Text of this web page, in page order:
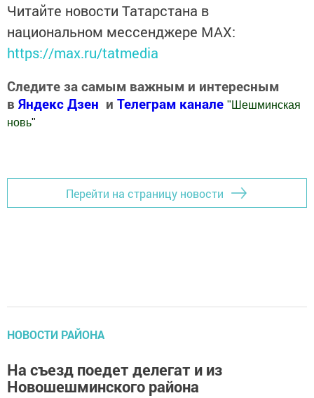
Читайте новости Татарстана в
национальном мессенджере MАХ:
https://max.ru/tatmedia
Следите за самым важным и интересным
в Яндекс Дзен и Телеграм канале " Шешминская
новь"
Перейти на страницу новости
НОВОСТИ РАЙОНА
На съезд поедет делегат и из
Новошешминского района